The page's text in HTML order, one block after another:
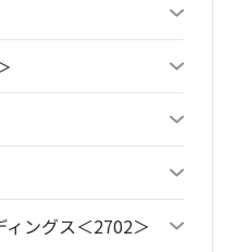
ングス＜2702＞